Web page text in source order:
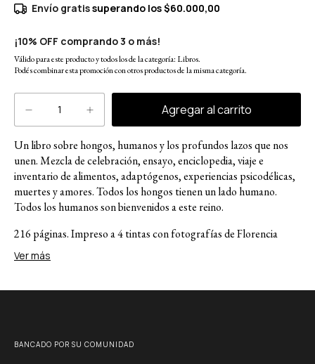
Envío gratissuperando los$60.000,00
¡10% OFF comprando 3 o más!
Válido para este producto y todos los de la categoría: Libros.
Podés combinar esta promoción con otros productos de la misma categoría.
Un libro sobre hongos, humanos y los profundos lazos que nos
unen. Mezcla de celebración, ensayo, enciclopedia, viaje e
inventario de alimentos, adaptógenos, experiencias psicodélicas,
muertes y amores. Todos los hongos tienen un lado humano.
Todos los humanos son bienvenidos a este reino.
216 páginas. Impreso a 4 tintas con fotografías de Florencia
Cesari Tommarello y Alejandro Sequeira.
dedica a la comunicación científica en diversos formatos,
Ver más
BANCADO POR SU COMUNIDAD